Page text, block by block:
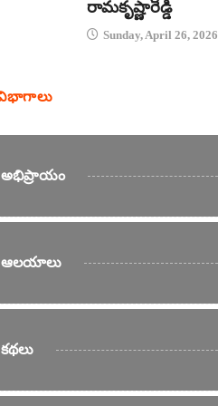
రామకృష్ణారెడ్డి
Sunday, April 26, 2026
అభిప్రాయం
ఆలయాలు
కథలు